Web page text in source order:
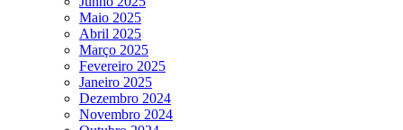
Maio 2025
Abril 2025
Março 2025
Fevereiro 2025
Janeiro 2025
Dezembro 2024
Novembro 2024